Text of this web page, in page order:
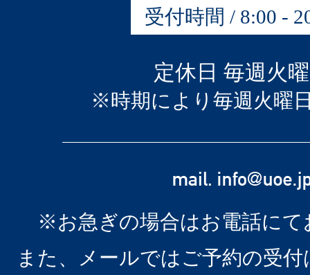
受付時間 / 8:00 -
定休日 毎週火
※時期により毎週火曜
※お急ぎの場合はお電話にて
また、メールではご予約の受